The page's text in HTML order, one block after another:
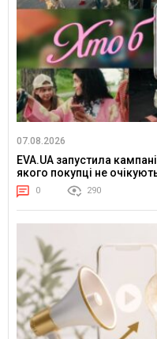
07.08.2026
EVA.UA запустила
якого покупці не
0 290